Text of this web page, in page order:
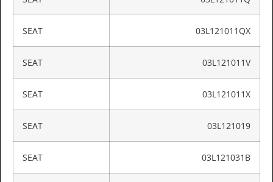
SEAT 03L121011QX
SEAT 03L121011V
SEAT 03L121011X
SEAT 03L121019
SEAT 03L121031B